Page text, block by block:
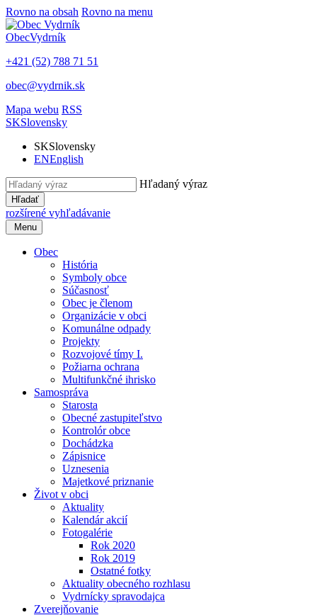
Rovno na obsah Rovno na menu
ObecVydrník
+421 (52) 788 71 51
obec@vydrnik.sk
Mapa webu RSS
SKSlovensky
SKSlovensky
ENEnglish
Hľadaný výraz
Hľadať
rozšírené vyhľadávanie
Menu
Obec
História
Symboly obce
Súčasnosť
Obec je členom
Organizácie v obci
Komunálne odpady
Projekty
Rozvojové tímy I.
Požiarna ochrana
Multifunkčné ihrisko
Samospráva
Starosta
Obecné zastupiteľstvo
Kontrolór obce
Dochádzka
Zápisnice
Uznesenia
Majetkové priznanie
Život v obci
Aktuality
Kalendár akcií
Fotogalérie
Rok 2020
Rok 2019
Ostatné fotky
Aktuality obecného rozhlasu
Vydrnícky spravodajca
Zverejňovanie